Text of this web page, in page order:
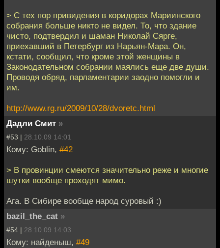
> С тех пор привидения в коридорах Мариинского
собрания больше никто не видел. То, что здание
чисто, подтвердил и шаман Николай Сярге,
приехавший в Петербург из Нарьян-Мара. Он,
кстати, сообщил, что кроме этой женщины в
Законодательном собрании маялись еще две души.
Проводя обряд, парламентарии заодно помогли и
им.
http://www.rg.ru/2009/10/28/dvoretc.html
Дадли Смит »
#53 | 28.10.09 14:01
Кому: Goblin, #42
> В провинции смеются значительно реже и многие
шутки вообще проходят мимо.
Ага. В Сибире вообще народ суровый :)
bazil_the_cat »
#54 | 28.10.09 14:03
Кому: найденыш, #49